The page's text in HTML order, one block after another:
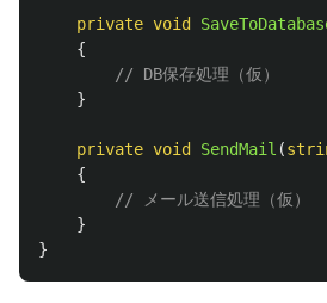
private void
{
// DB保存処理（仮）
}
private void SendMail (
{
// メール送信処理（仮）
}
}